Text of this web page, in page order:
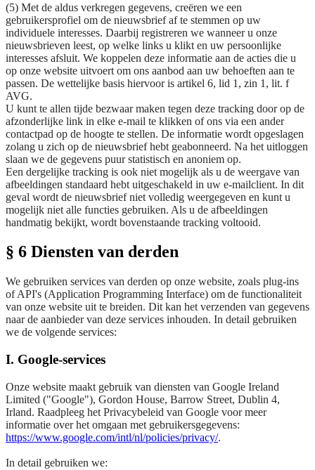
(5) Met de aldus verkregen gegevens, creëren we een
gebruikersprofiel om de nieuwsbrief af te stemmen op uw
individuele interesses. Daarbij registreren we wanneer u onze
nieuwsbrieven leest, op welke links u klikt en uw persoonlijke
interesses afsluit. We koppelen deze informatie aan de acties die u
op onze website uitvoert om ons aanbod aan uw behoeften aan te
passen. De wettelijke basis hiervoor is artikel 6, lid 1, zin 1, lit. f
AVG.
U kunt te allen tijde bezwaar maken tegen deze tracking door op de
afzonderlijke link in elke e-mail te klikken of ons via een ander
contactpad op de hoogte te stellen. De informatie wordt opgeslagen
zolang u zich op de nieuwsbrief hebt geabonneerd. Na het uitloggen
slaan we de gegevens puur statistisch en anoniem op.
Een dergelijke tracking is ook niet mogelijk als u de weergave van
afbeeldingen standaard hebt uitgeschakeld in uw e-mailclient. In dit
geval wordt de nieuwsbrief niet volledig weergegeven en kunt u
mogelijk niet alle functies gebruiken. Als u de afbeeldingen
handmatig bekijkt, wordt bovenstaande tracking voltooid.
§ 6 Diensten van derden
We gebruiken services van derden op onze website, zoals plug-ins
of API's (Application Programming Interface) om de functionaliteit
van onze website uit te breiden. Dit kan het verzenden van gegevens
naar de aanbieder van deze services inhouden. In detail gebruiken
we de volgende services:
I. Google-services
Onze website maakt gebruik van diensten van Google Ireland
Limited ("Google"), Gordon House, Barrow Street, Dublin 4,
Irland. Raadpleeg het Privacybeleid van Google voor meer
informatie over het omgaan met gebruikersgegevens:
https://www.google.com/intl/nl/policies/privacy/.
In detail gebruiken we: